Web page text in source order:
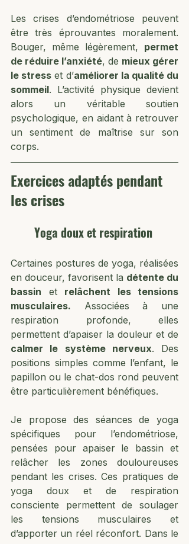
Les crises d’endométriose peuvent
être très éprouvantes moralement.
Bouger, même légèrement, permet
de réduire l’anxiété, de mieux gérer
le stress et d’améliorer la qualité du
sommeil. L’activité physique devient
alors un véritable soutien
psychologique, en aidant à retrouver
un sentiment de maîtrise sur son
corps.
Exercices adaptés pendant
les crises
Yoga doux et respiration
Certaines postures de yoga, réalisées
en douceur, favorisent la détente du
bassin et relâchent les tensions
musculaires. Associées à une
respiration profonde, elles
calmer le système nerveux. Des
positions simples comme l’enfant, le
papillon ou le chat-dos rond peuvent
être particulièrement bénéfiques.
Je propose des séances de yoga
spécifiques pour l’endométriose,
pensées pour apaiser le bassin et
relâcher les zones douloureuses
pendant les crises. Ces pratiques de
yoga doux et de respiration
consciente permettent de soulager
les tensions musculaires et
d’apporter un réel réconfort. Dans le